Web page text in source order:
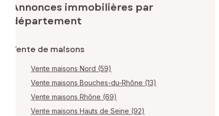
Annonces immobilières par
département
Vente de maisons
Vente maisons Nord (59)
Vente maisons Bouches-du-Rhône (13)
Vente maisons Rhône (69)
Vente maisons Hauts de Seine (92)